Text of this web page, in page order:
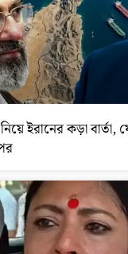
ইরানের কড়া